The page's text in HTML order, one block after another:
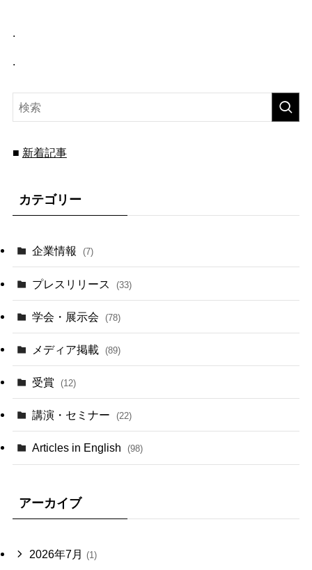
.
.
■ 新着記事
カテゴリー
企業情報 (7)
プレスリリース (33)
学会・展示会 (78)
メディア掲載 (89)
受賞 (12)
講演・セミナー (22)
Articles in English (98)
アーカイブ
2026年7月 (1)